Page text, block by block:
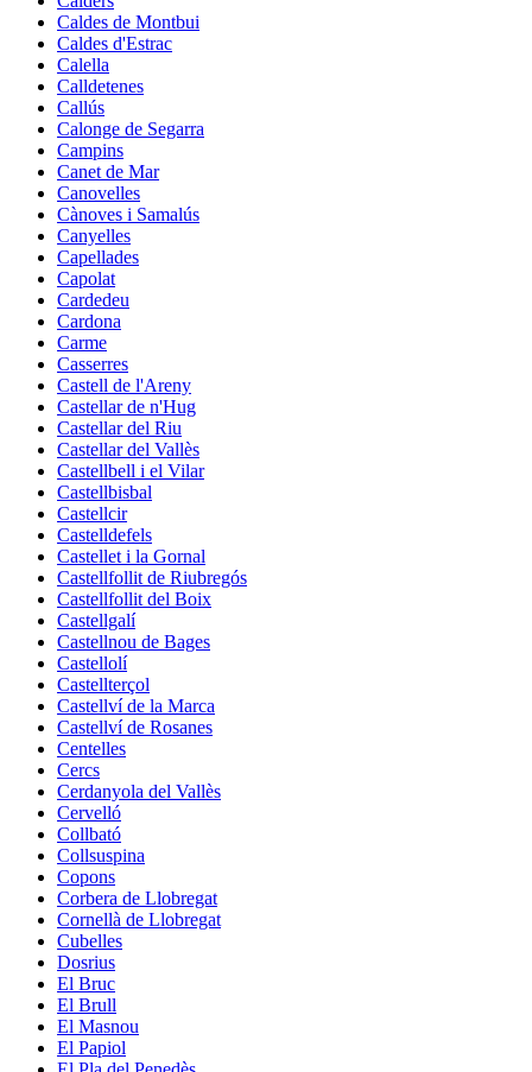
Caldes de Montbui
Caldes d'Estrac
Calella
Calldetenes
Callús
Calonge de Segarra
Campins
Canet de Mar
Canovelles
Cànoves i Samalús
Canyelles
Capellades
Capolat
Cardedeu
Cardona
Carme
Casserres
Castell de l'Areny
Castellar de n'Hug
Castellar del Riu
Castellar del Vallès
Castellbell i el Vilar
Castellbisbal
Castellcir
Castelldefels
Castellet i la Gornal
Castellfollit de Riubregós
Castellfollit del Boix
Castellgalí
Castellnou de Bages
Castellolí
Castellterçol
Castellví de la Marca
Castellví de Rosanes
Centelles
Cercs
Cerdanyola del Vallès
Cervelló
Collbató
Collsuspina
Copons
Corbera de Llobregat
Cornellà de Llobregat
Cubelles
Dosrius
El Bruc
El Brull
El Masnou
El Papiol